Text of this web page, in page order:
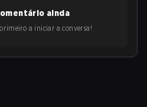
ainda
a iniciar a conversa!